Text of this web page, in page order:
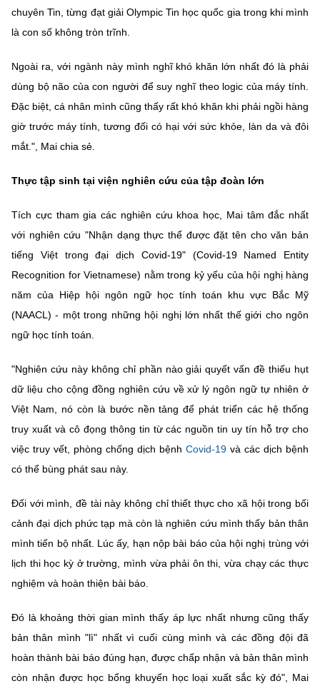
chuyên Tin, từng đạt giải Olympic Tin học quốc gia trong khi mình
là con số không tròn trĩnh.
Ngoài ra, với ngành này mình nghĩ khó khăn lớn nhất đó là phải
dùng bộ não của con người để suy nghĩ theo logic của máy tính.
Đặc biệt, cá nhân mình cũng thấy rất khó khăn khi phải ngồi hàng
giờ trước máy tính, tương đối có hại với sức khỏe, làn da và đôi
mắt.", Mai chia sẻ.
Thực tập sinh tại viện nghiên cứu của tập đoàn lớn
Tích cực tham gia các nghiên cứu khoa học, Mai tâm đắc nhất
với nghiên cứu "Nhận dạng thực thể được đặt tên cho văn bản
tiếng Việt trong đại dịch Covid-19" (Covid-19 Named Entity
Recognition for Vietnamese) nằm trong kỷ yếu của hội nghị hàng
năm của Hiệp hội ngôn ngữ học tính toán khu vực Bắc Mỹ
(NAACL) - một trong những hội nghị lớn nhất thế giới cho ngôn
ngữ học tính toán.
"Nghiên cứu này không chỉ phần nào giải quyết vấn đề thiếu hụt
dữ liệu cho cộng đồng nghiên cứu về xử lý ngôn ngữ tự nhiên ở
Việt Nam, nó còn là bước nền tảng để phát triển các hệ thống
truy xuất và cô đọng thông tin từ các nguồn tin uy tín hỗ trợ cho
việc truy vết, phòng chống dịch bệnh Covid-19 và các dịch bệnh
có thể bùng phát sau này.
Đối với mình, đề tài này không chỉ thiết thực cho xã hội trong bối
cảnh đại dịch phức tạp mà còn là nghiên cứu mình thấy bản thân
mình tiến bộ nhất. Lúc ấy, hạn nộp bài báo của hội nghị trùng với
lịch thi học kỳ ở trường, mình vừa phải ôn thi, vừa chạy các thực
nghiệm và hoàn thiện bài báo.
Đó là khoảng thời gian mình thấy áp lực nhất nhưng cũng thấy
bản thân mình "lì" nhất vì cuối cùng mình và các đồng đội đã
hoàn thành bài báo đúng hạn, được chấp nhận và bản thân mình
còn nhận được học bổng khuyến học loại xuất sắc kỳ đó", Mai